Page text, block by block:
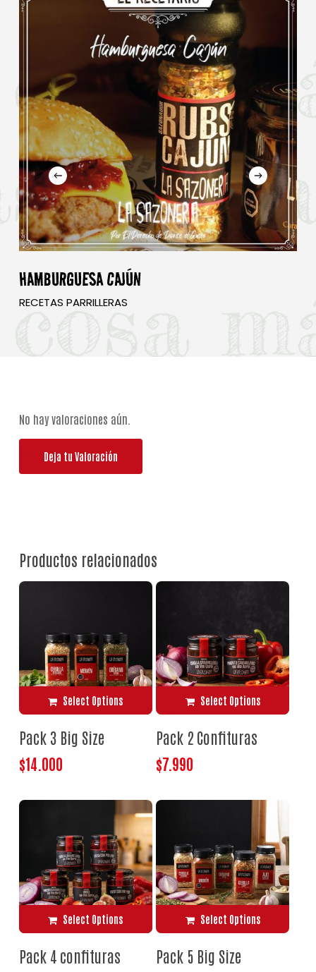
No hay productos en el carrito.
Go To Shop
RECETAS PARRILLERAS
HAMBURGUESA CAJÚN
No hay valoraciones aún.
Deja tu Valoración
Productos relacionados
Select Options
Pack 3 Big Size
$14.000
Select Options
Pack 2 Confituras
$7.990
Select Options
Pack 4 confituras
Select Options
Pack 5 Big Size